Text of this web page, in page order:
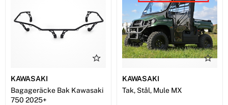
KAWASAKI
Bagageräcke Bak Kawasaki
750 2025+
KAWASAKI
Tak, Stål, Mule MX